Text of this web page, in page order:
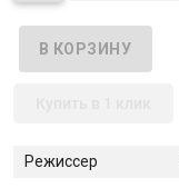
Режиссер